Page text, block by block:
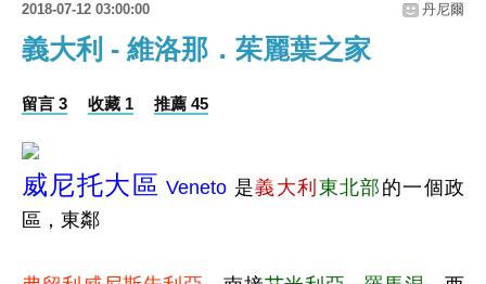
2018-07-12 03:00:00 丹尼爾
義大利 - 維洛那．茱麗葉之家
留言 3 收藏 1 推薦 45
威尼托大區 Veneto 是義大利 東北部 的一個政
區，東鄰